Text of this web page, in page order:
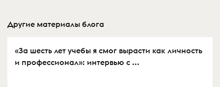
Другие материалы блога
«За шесть лет учебы я смог вырасти как личность
и профессионал»: интервью с ...